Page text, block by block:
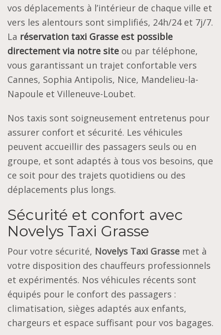
vos déplacements à l’intérieur de chaque ville et
vers les alentours sont simplifiés, 24h/24 et 7j/7.
La réservation taxi Grasse est possible
directement via notre site ou par téléphone,
vous garantissant un trajet confortable vers
Cannes, Sophia Antipolis, Nice, Mandelieu-la-
Napoule et Villeneuve-Loubet.
Nos taxis sont soigneusement entretenus pour
assurer confort et sécurité. Les véhicules
peuvent accueillir des passagers seuls ou en
groupe, et sont adaptés à tous vos besoins, que
ce soit pour des trajets quotidiens ou des
déplacements plus longs.
Sécurité et confort avec
Novelys Taxi Grasse
Pour votre sécurité, Novelys Taxi Grasse met à
votre disposition des chauffeurs professionnels
et expérimentés. Nos véhicules récents sont
équipés pour le confort des passagers :
climatisation, sièges adaptés aux enfants,
chargeurs et espace suffisant pour vos bagages.